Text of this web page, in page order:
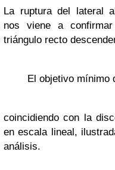
La ruptura del lateral
nos viene a
triángulo recto
El objetivo mínimo
coincidiendo con la
en escala lineal,
análisis.